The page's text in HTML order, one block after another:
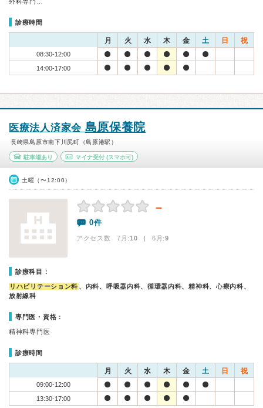
診療時間
月 火 水 木 金 土 日 祝
08:30-12:00
14:00-17:00
医療法人済家会 島原保養院
長崎県島原市南下川尻町（島原港駅）
駐車場あり マイナ受付(スマホ可)
土曜（〜12:00）
－
0件
アクセス数 7月:10 | 6月:9
診療科目：
リハビリテーション科 、内科、呼吸器内科、循環器内科、精神科、心療内科、
放射線科
専門医・資格：
精神科専門医
診療時間
月 火 水 木 金 土 日 祝
09:00-12:00
13:30-17:00